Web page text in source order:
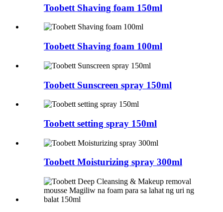
Toobett Shaving foam 150ml
Toobett Shaving foam 100ml
Toobett Sunscreen spray 150ml
Toobett setting spray 150ml
Toobett Moisturizing spray 300ml